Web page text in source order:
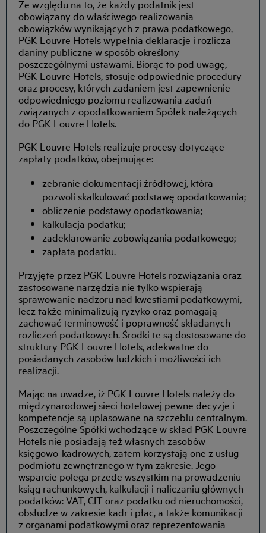
Ze względu na to, że każdy podatnik jest
obowiązany do właściwego realizowania
obowiązków wynikających z prawa podatkowego,
PGK Louvre Hotels wypełnia deklaracje i rozlicza
daniny publiczne w sposób określony
poszczególnymi ustawami. Biorąc to pod uwagę,
PGK Louvre Hotels, stosuje odpowiednie procedury
oraz procesy, których zadaniem jest zapewnienie
odpowiedniego poziomu realizowania zadań
związanych z opodatkowaniem Spółek należących
do PGK Louvre Hotels.
PGK Louvre Hotels realizuje procesy dotyczące
zapłaty podatków, obejmujące:
zebranie dokumentacji źródłowej, która
pozwoli skalkulować podstawę opodatkowania;
obliczenie podstawy opodatkowania;
kalkulacja podatku;
zadeklarowanie zobowiązania podatkowego;
zapłata podatku.
Przyjęte przez PGK Louvre Hotels rozwiązania oraz
zastosowane narzędzia nie tylko wspierają
sprawowanie nadzoru nad kwestiami podatkowymi,
lecz także minimalizują ryzyko oraz pomagają
zachować terminowość i poprawność składanych
rozliczeń podatkowych. Środki te są dostosowane do
struktury PGK Louvre Hotels, adekwatne do
posiadanych zasobów ludzkich i możliwości ich
realizacji.
Mając na uwadze, iż PGK Louvre Hotels należy do
międzynarodowej sieci hotelowej pewne decyzje i
kompetencje są uplasowane na szczeblu centralnym.
Poszczególne Spółki wchodzące w skład PGK Louvre
Hotels nie posiadają też własnych zasobów
księgowo-kadrowych, zatem korzystają one z usług
podmiotu zewnętrznego w tym zakresie. Jego
wsparcie polega przede wszystkim na prowadzeniu
ksiąg rachunkowych, kalkulacji i naliczaniu głównych
podatków: VAT, CIT oraz podatku od nieruchomości,
obsłudze w zakresie kadr i płac, a także komunikacji
z organami podatkowymi oraz reprezentowania